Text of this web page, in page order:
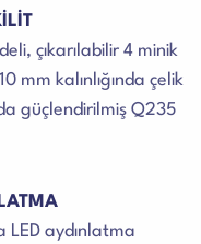
çıkarılabilir 4 minik
mm kalınlığında çelik
güçlendirilmiş Q235
LED aydınlatma